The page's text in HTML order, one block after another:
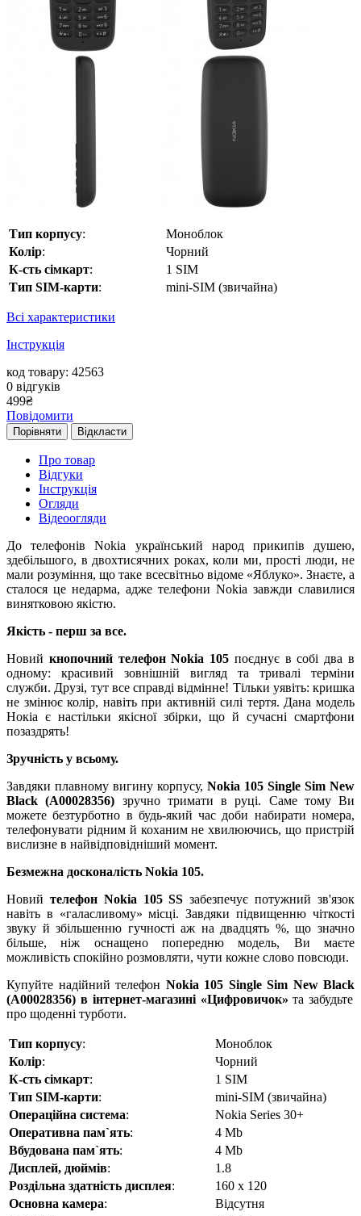
Тип корпусу:
Моноблок
Колір:
Чорний
К-сть сімкарт:
1 SIM
Тип SIM-карти: mini-SIM (звичайна)
Всі характеристики
Інструкція
код товару: 42563
0 відгуків
499₴
Повідомити
Порівняти Відкласти
Про товар
Відгуки
Інструкція
Огляди
Відеоогляди
До телефонів Nokia український народ прикипів душею,
здебільшого, в двохтисячних роках, коли ми, прості люди, не
мали розуміння, що таке всесвітньо відоме «Яблуко». Знаєте, а
сталося це недарма, адже телефони Nokia завжди славилися
винятковою якістю.
Якість - перш за все.
Новий кнопочний телефон Nokia 105 поєднує в собі два в
одному: красивий зовнішній вигляд та тривалі терміни
служби. Друзі, тут все справді відмінне! Тільки уявіть: кришка
не змінює колір, навіть при активній силі тертя. Дана модель
Нокіа є настільки якісної збірки, що й сучасні смартфони
позаздрять!
Зручність у всьому.
Завдяки плавному вигину корпусу, Nokia 105 Single Sim New
Black (A00028356) зручно тримати в руці. Саме тому Ви
можете безтурботно в будь-який час доби набирати номера,
телефонувати рідним й коханим не хвилюючись, що пристрій
вислизне в найвідповідніший момент.
Безмежна досконалість Nokia 105.
Новий телефон Nokia 105SS забезпечує потужний зв'язок
навіть в «галасливому» місці. Завдяки підвищенню чіткості
звуку й збільшенню гучності аж на двадцять %, що значно
більше, ніж оснащено попередню модель, Ви маєте
можливість спокійно розмовляти, чути кожне слово повсюди.
Купуйте надійний телефон Nokia 105 Single Sim New Black
(A00028356) в інтернет-магазині «Цифровичок» та забудьте
про щоденні турботи.
Тип корпусу:
Моноблок
Колір:
Чорний
К-сть сімкарт:
1 SIM
Тип SIM-карти:
mini-SIM (звичайна)
Операційна система:
Nokia Series 30+
Оперативна пам`ять:
4 Mb
Вбудована пам`ять:
4 Mb
Дисплей, дюймів:
1.8
Роздільна здатність дисплея:
160 х 120
Основна камера:
Відсутня